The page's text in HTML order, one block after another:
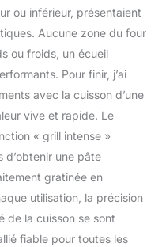
ou inférieur, présentaient
Aucune zone du four
ou froids, un écueil
Pour finir, j’ai
avec la cuisson d’une
vive et rapide. Le
« grill intense »
d’obtenir une pâte
gratinée en
utilisation, la précision
de la cuisson se sont
fiable pour toutes les